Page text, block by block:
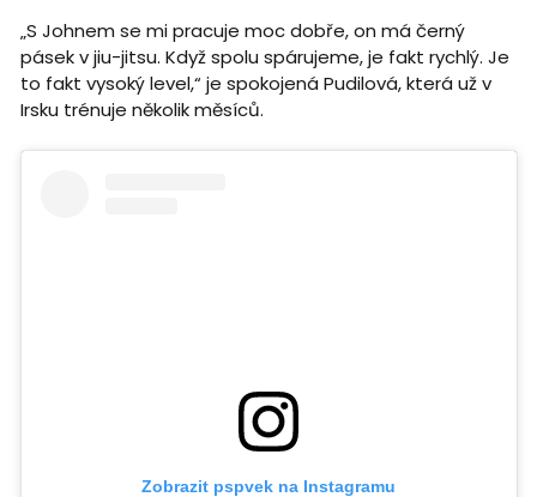
„S Johnem se mi pracuje moc dobře, on má černý
pásek v jiu-jitsu. Když spolu spárujeme, je fakt rychlý. Je
to fakt vysoký level,“ je spokojená Pudilová, která už v
Irsku trénuje několik měsíců.
Zobrazit pspvek na Instagramu